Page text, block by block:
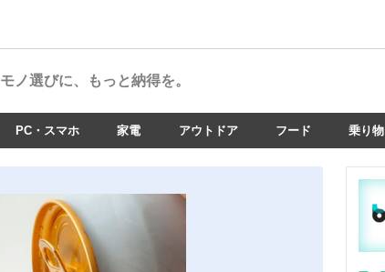
モノ選びに、もっと納得を。
PC・スマホ 家電 アウトドア フード 乗り物